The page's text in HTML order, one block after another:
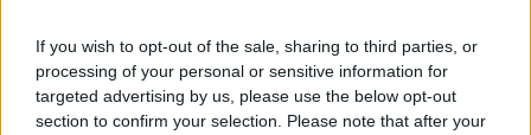
If you wish to opt-out of the sale, sharing to third parties, or
processing of your personal or sensitive information for
targeted advertising by us, please use the below opt-out
section to confirm your selection. Please note that after your
špatně si předjetí rozmyslet a počkat na bezpečnější chvíli.
Video z jednoho z minulých ročníků: